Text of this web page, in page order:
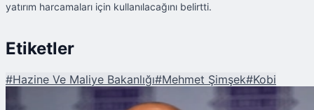
yatırım harcamaları için kullanılacağını belirtti.
Etiketler
#Hazine Ve Maliye Bakanlığı#Mehmet Şimşek#Kobi